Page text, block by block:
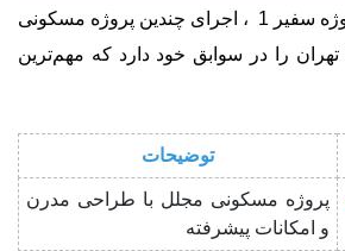
این تعاونی علاوه بر پروژه سفیر 1 ، اجرای چندین پروژه مسکونی
شاخص در منطقه ۲۲ تهران را در سوابق خود دارد که مهم‌ترین
توضیحات
پروژه مسکونی مجلل با طراحی مدرن
و امکانات پیشرفته